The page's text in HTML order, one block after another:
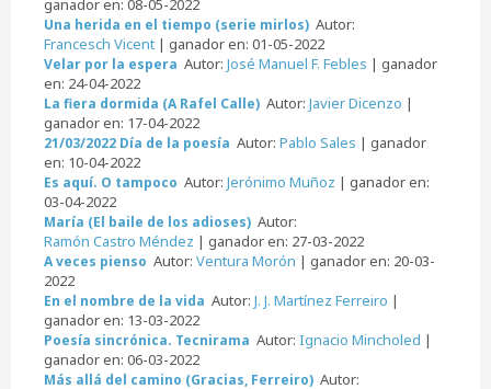
Una herida en el tiempo (serie mirlos) Autor:
Francesch Vicent | ganador en: 01-05-2022
Velar por la espera Autor: José Manuel F. Febles | ganador
en: 24-04-2022
La fiera dormida (A Rafel Calle) Autor: Javier Dicenzo |
ganador en: 17-04-2022
21/03/2022 Día de la poesía Autor: Pablo Sales | ganador
en: 10-04-2022
Es aquí. O tampoco Autor: Jerónimo Muñoz | ganador en:
03-04-2022
María (El baile de los adioses) Autor:
Ramón Castro Méndez | ganador en: 27-03-2022
A veces pienso Autor: Ventura Morón | ganador en: 20-03-
2022
En el nombre de la vida Autor: J. J. Martínez Ferreiro |
ganador en: 13-03-2022
Poesía sincrónica. Tecnirama Autor: Ignacio Mincholed |
ganador en: 06-03-2022
Más allá del camino (Gracias, Ferreiro) Autor: